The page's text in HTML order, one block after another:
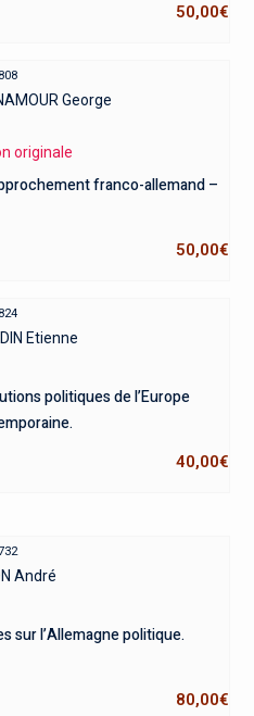
50,00€
George
originale
franco-allemand –
50,00€
Etienne
politiques de l’Europe
40,00€
André
sur l’Allemagne politique.
80,00€